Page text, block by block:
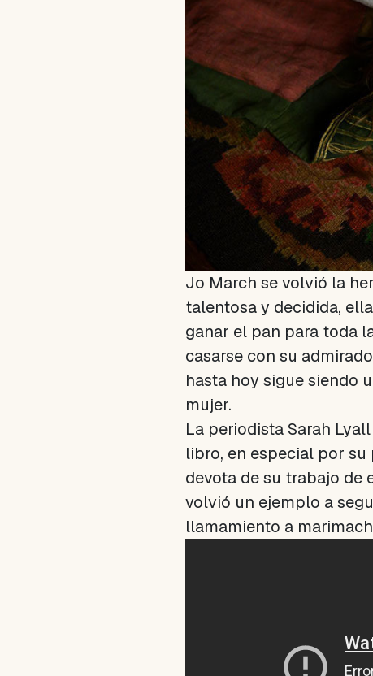
Jo March se volvió la
talentosa y decidida,
ganar el pan para toda
casarse con su
hasta hoy sigue siendo
mujer.
La periodista Sarah Lyall
libro, en especial por
devota de su trabajo
volvió un ejemplo a
llamamiento a